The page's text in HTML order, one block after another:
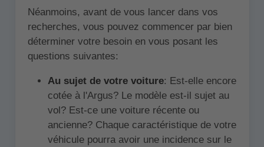
Néanmoins, avant de vous lancer dans vos
recherches, vous pouvez commencer par bien
déterminer votre besoin en vous posant les
questions suivantes:
Au sujet de votre voiture: Est-elle encore
cotée à l'Argus? Le modèle est-il sujet au
vol? Est-ce une voiture récente ou
ancienne? Chaque caractéristique de votre
véhicule pourra avoir une incidence sur le